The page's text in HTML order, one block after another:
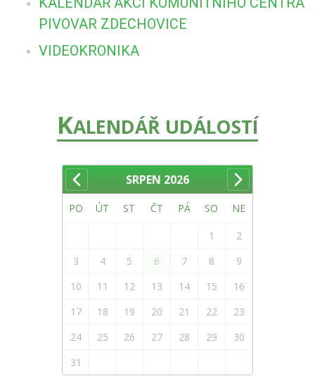
PIVOVAR ZDECHOVICE
VIDEOKRONIKA
KALENDÁŘ UDÁLOSTÍ
SRPEN 2026
PO ÚT ST ČT PÁ SO NE
1
2
3
4 5 6 7 8
9
10
11 12 13 14 15
16
17
18 19 20 21 22
23
24
25 26 27 28 29
30
31